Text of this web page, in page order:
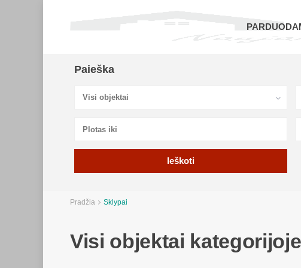
Paieška
Visi objektai
Pradžia Sklypai
Visi objektai